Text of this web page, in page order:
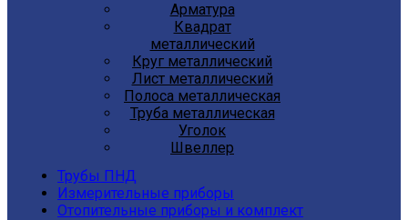
Арматура
Квадрат
металлический
Круг металлический
Лист металлический
Полоса металлическая
Труба металлическая
Уголок
Швеллер
Трубы ПНД
Измерительные приборы
Отопительные приборы и комплект